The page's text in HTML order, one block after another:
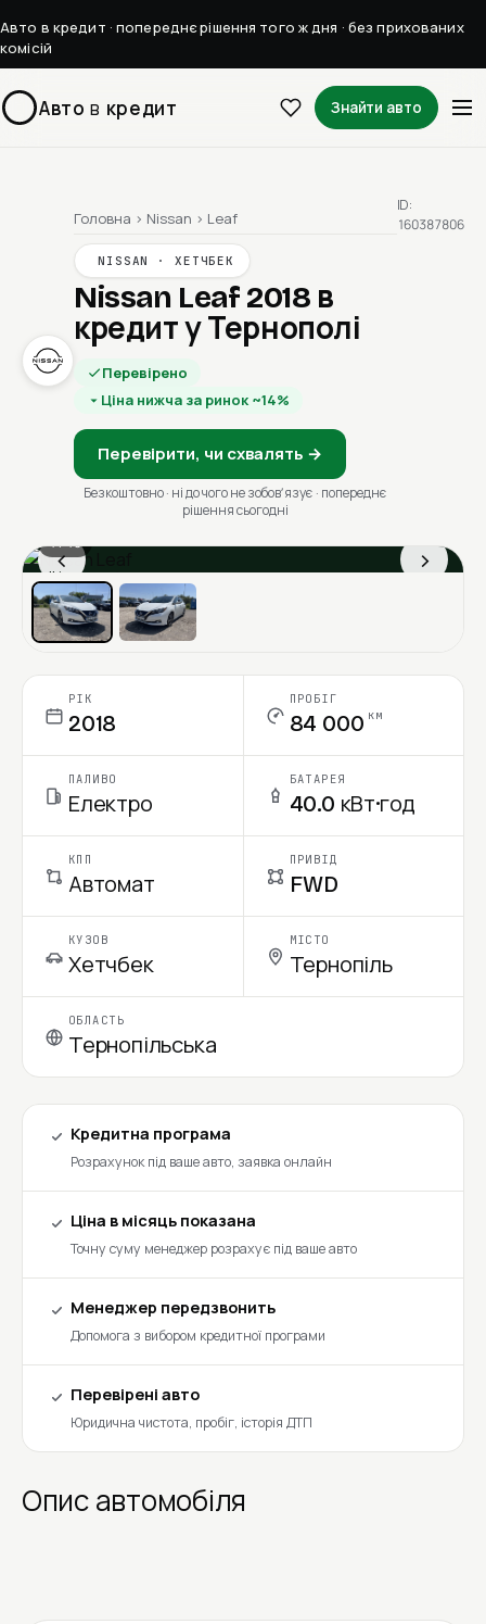
Авто в кредит · попереднє рішення того ж дня · без прихованих
комісій
Авто в кредит Знайти авто
Головна › Nissan › Leaf
NISSAN · ХЕТЧБЕК
Nissan Leaf 2018 в
кредит у Тернополі
Перевірено
Ціна нижча за ринок ~14%
Перевірити, чи схвалять →
Безкоштовно · ні до чого не зобовʼязує · попереднє
рішення сьогодні
ID:
160387806
‹ ›
1 / 13
Ціна в місяць
РІК
2018
ПРОБІГ
84 000 км
ПАЛИВО
Електро
БАТАРЕЯ
40.0 кВт·год
КПП
Автомат
ПРИВІД
FWD
КУЗОВ
Хетчбек
МІСТО
Тернопіль
ОБЛАСТЬ
Тернопільська
Кредитна програма
Розрахунок під ваше авто, заявка онлайн
Ціна в місяць показана
Точну суму менеджер розрахує під ваше авто
Менеджер передзвонить
Допомога з вибором кредитної програми
Перевірені авто
Юридична чистота, пробіг, історія ДТП
Опис автомобіля